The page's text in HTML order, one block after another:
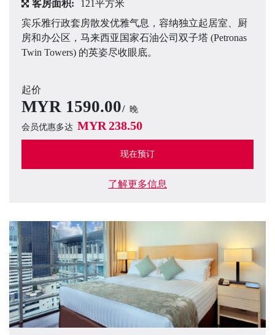
客房面积:
121平方米
宾乐雅行政套房散发优雅气息，容纳独立起居室、厨
房和办公区，马来西亚国家石油公司双子塔 (Petronas
Twin Towers) 的英姿尽收眼底。
起价
MYR 1590.00
晚
会员优惠多达 MYR 238.50
现在预订
了解更多信息